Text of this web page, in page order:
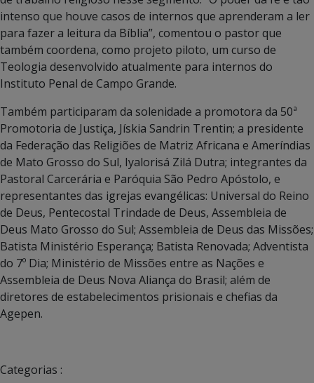
intenso que houve casos de internos que aprenderam a ler
para fazer a leitura da Bíblia”, comentou o pastor que
também coordena, como projeto piloto, um curso de
Teologia desenvolvido atualmente para internos do
Instituto Penal de Campo Grande.
Também participaram da solenidade a promotora da 50ª
Promotoria de Justiça, Jískia Sandrin Trentin; a presidente
da Federação das Religiões de Matriz Africana e Ameríndias
de Mato Grosso do Sul, Iyalorisá Zilá Dutra; integrantes da
Pastoral Carcerária e Paróquia São Pedro Apóstolo, e
representantes das igrejas evangélicas: Universal do Reino
de Deus, Pentecostal Trindade de Deus, Assembleia de
Deus Mato Grosso do Sul; Assembleia de Deus das Missões;
Batista Ministério Esperança; Batista Renovada; Adventista
do 7º Dia; Ministério de Missões entre as Nações e
Assembleia de Deus Nova Aliança do Brasil; além de
diretores de estabelecimentos prisionais e chefias da
Agepen.
Categorias :